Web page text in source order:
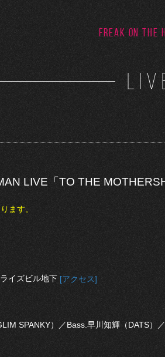
FREAK ON THE
LIVE「TO THE
ます。
イズビル地下 [アクセス]
SPANKY）／Bass.早川知輝（DATS）